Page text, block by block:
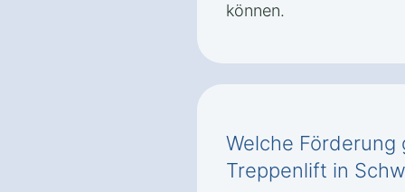
können.
Welche
Treppenlift in